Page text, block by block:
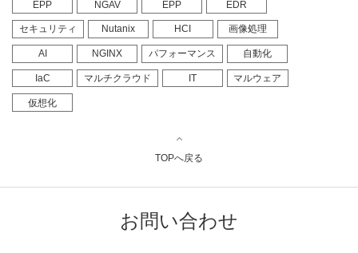
EPP NGAV EPP EDR
セキュリティ Nutanix HCI 画像処理
AI NGINX パフォーマンス 自動化
IaC マルチクラウド IT マルウェア
仮想化
TOPへ戻る
お問い合わせ